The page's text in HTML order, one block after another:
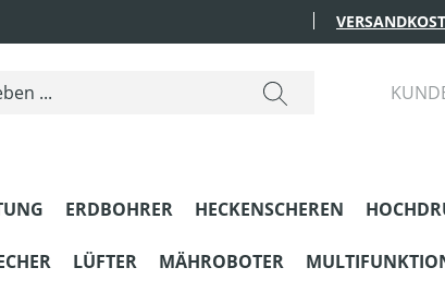
ERDBOHRER HECKENSCHEREN
LÜFTER MÄHROBOTER